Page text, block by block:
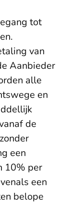
tot
van
Aanbieder
alle
en
de
een
10% per
een
belope